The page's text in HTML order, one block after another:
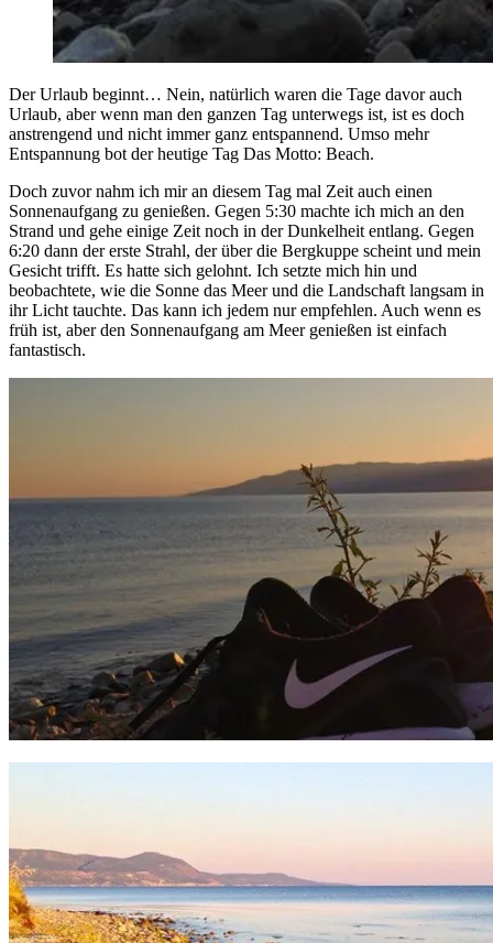
Der Urlaub beginnt… Nein, natürlich waren die Tage davor auch
Urlaub, aber wenn man den ganzen Tag unterwegs ist, ist es doch
anstrengend und nicht immer ganz entspannend. Umso mehr
Entspannung bot der heutige Tag Das Motto: Beach.
Doch zuvor nahm ich mir an diesem Tag mal Zeit auch einen
Sonnenaufgang zu genießen. Gegen 5:30 machte ich mich an den
Strand und gehe einige Zeit noch in der Dunkelheit entlang. Gegen
6:20 dann der erste Strahl, der über die Bergkuppe scheint und mein
Gesicht trifft. Es hatte sich gelohnt. Ich setzte mich hin und
beobachtete, wie die Sonne das Meer und die Landschaft langsam in
ihr Licht tauchte. Das kann ich jedem nur empfehlen. Auch wenn es
früh ist, aber den Sonnenaufgang am Meer genießen ist einfach
fantastisch.